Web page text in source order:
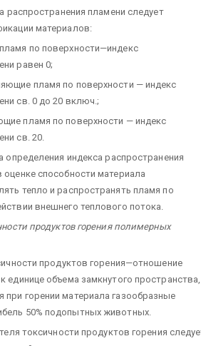
распространения пламени следует
материалов:
по поверхности—индекс
равен 0;
пламя по поверхности — индекс
св. 0 до 20 включ.;
пламя по поверхности — индекс
св. 20.
определения индекса распространения
способности материала
тепло и распространять пламя по
внешнего теплового потока.
продуктов горения полимерных
продуктов горения—отношение
единице объема замкнутого
горении материала газообразные
50% подопытных животных.
токсичности продуктов горения